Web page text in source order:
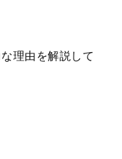
理由を解説して